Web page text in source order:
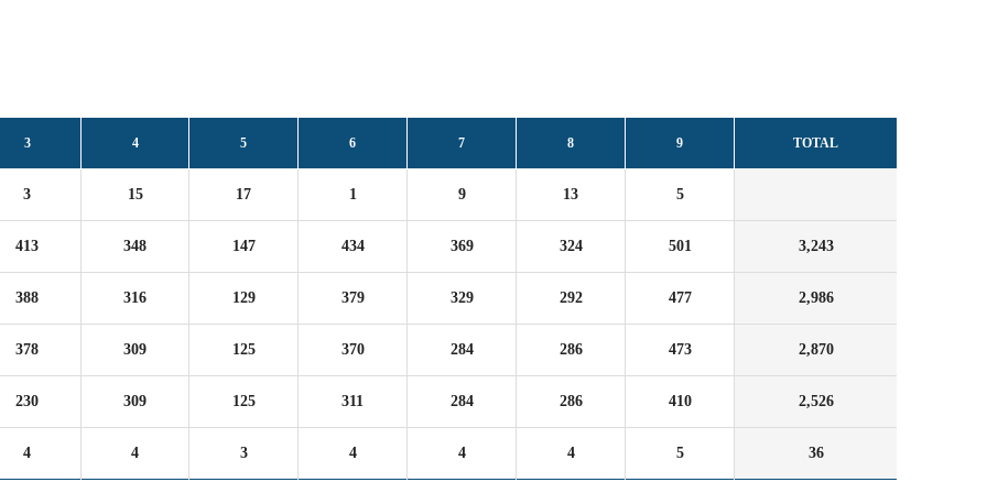
3 4 5 6 7 8 9 TOTAL
3 15 17 1 9 13 5
413 348 147 434 369 324 501 3,243
388 316 129 379 329 292 477 2,986
378 309 125 370 284 286 473 2,870
230 309 125 311 284 286 410 2,526
4 4 3 4 4 4 5 36